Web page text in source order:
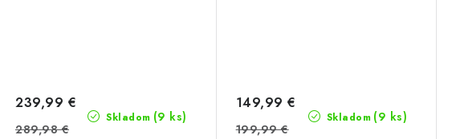
Skladom (9 ks)
239,99 €
289,98 €
Skladom (9 ks)
149,99 €
199,99 €